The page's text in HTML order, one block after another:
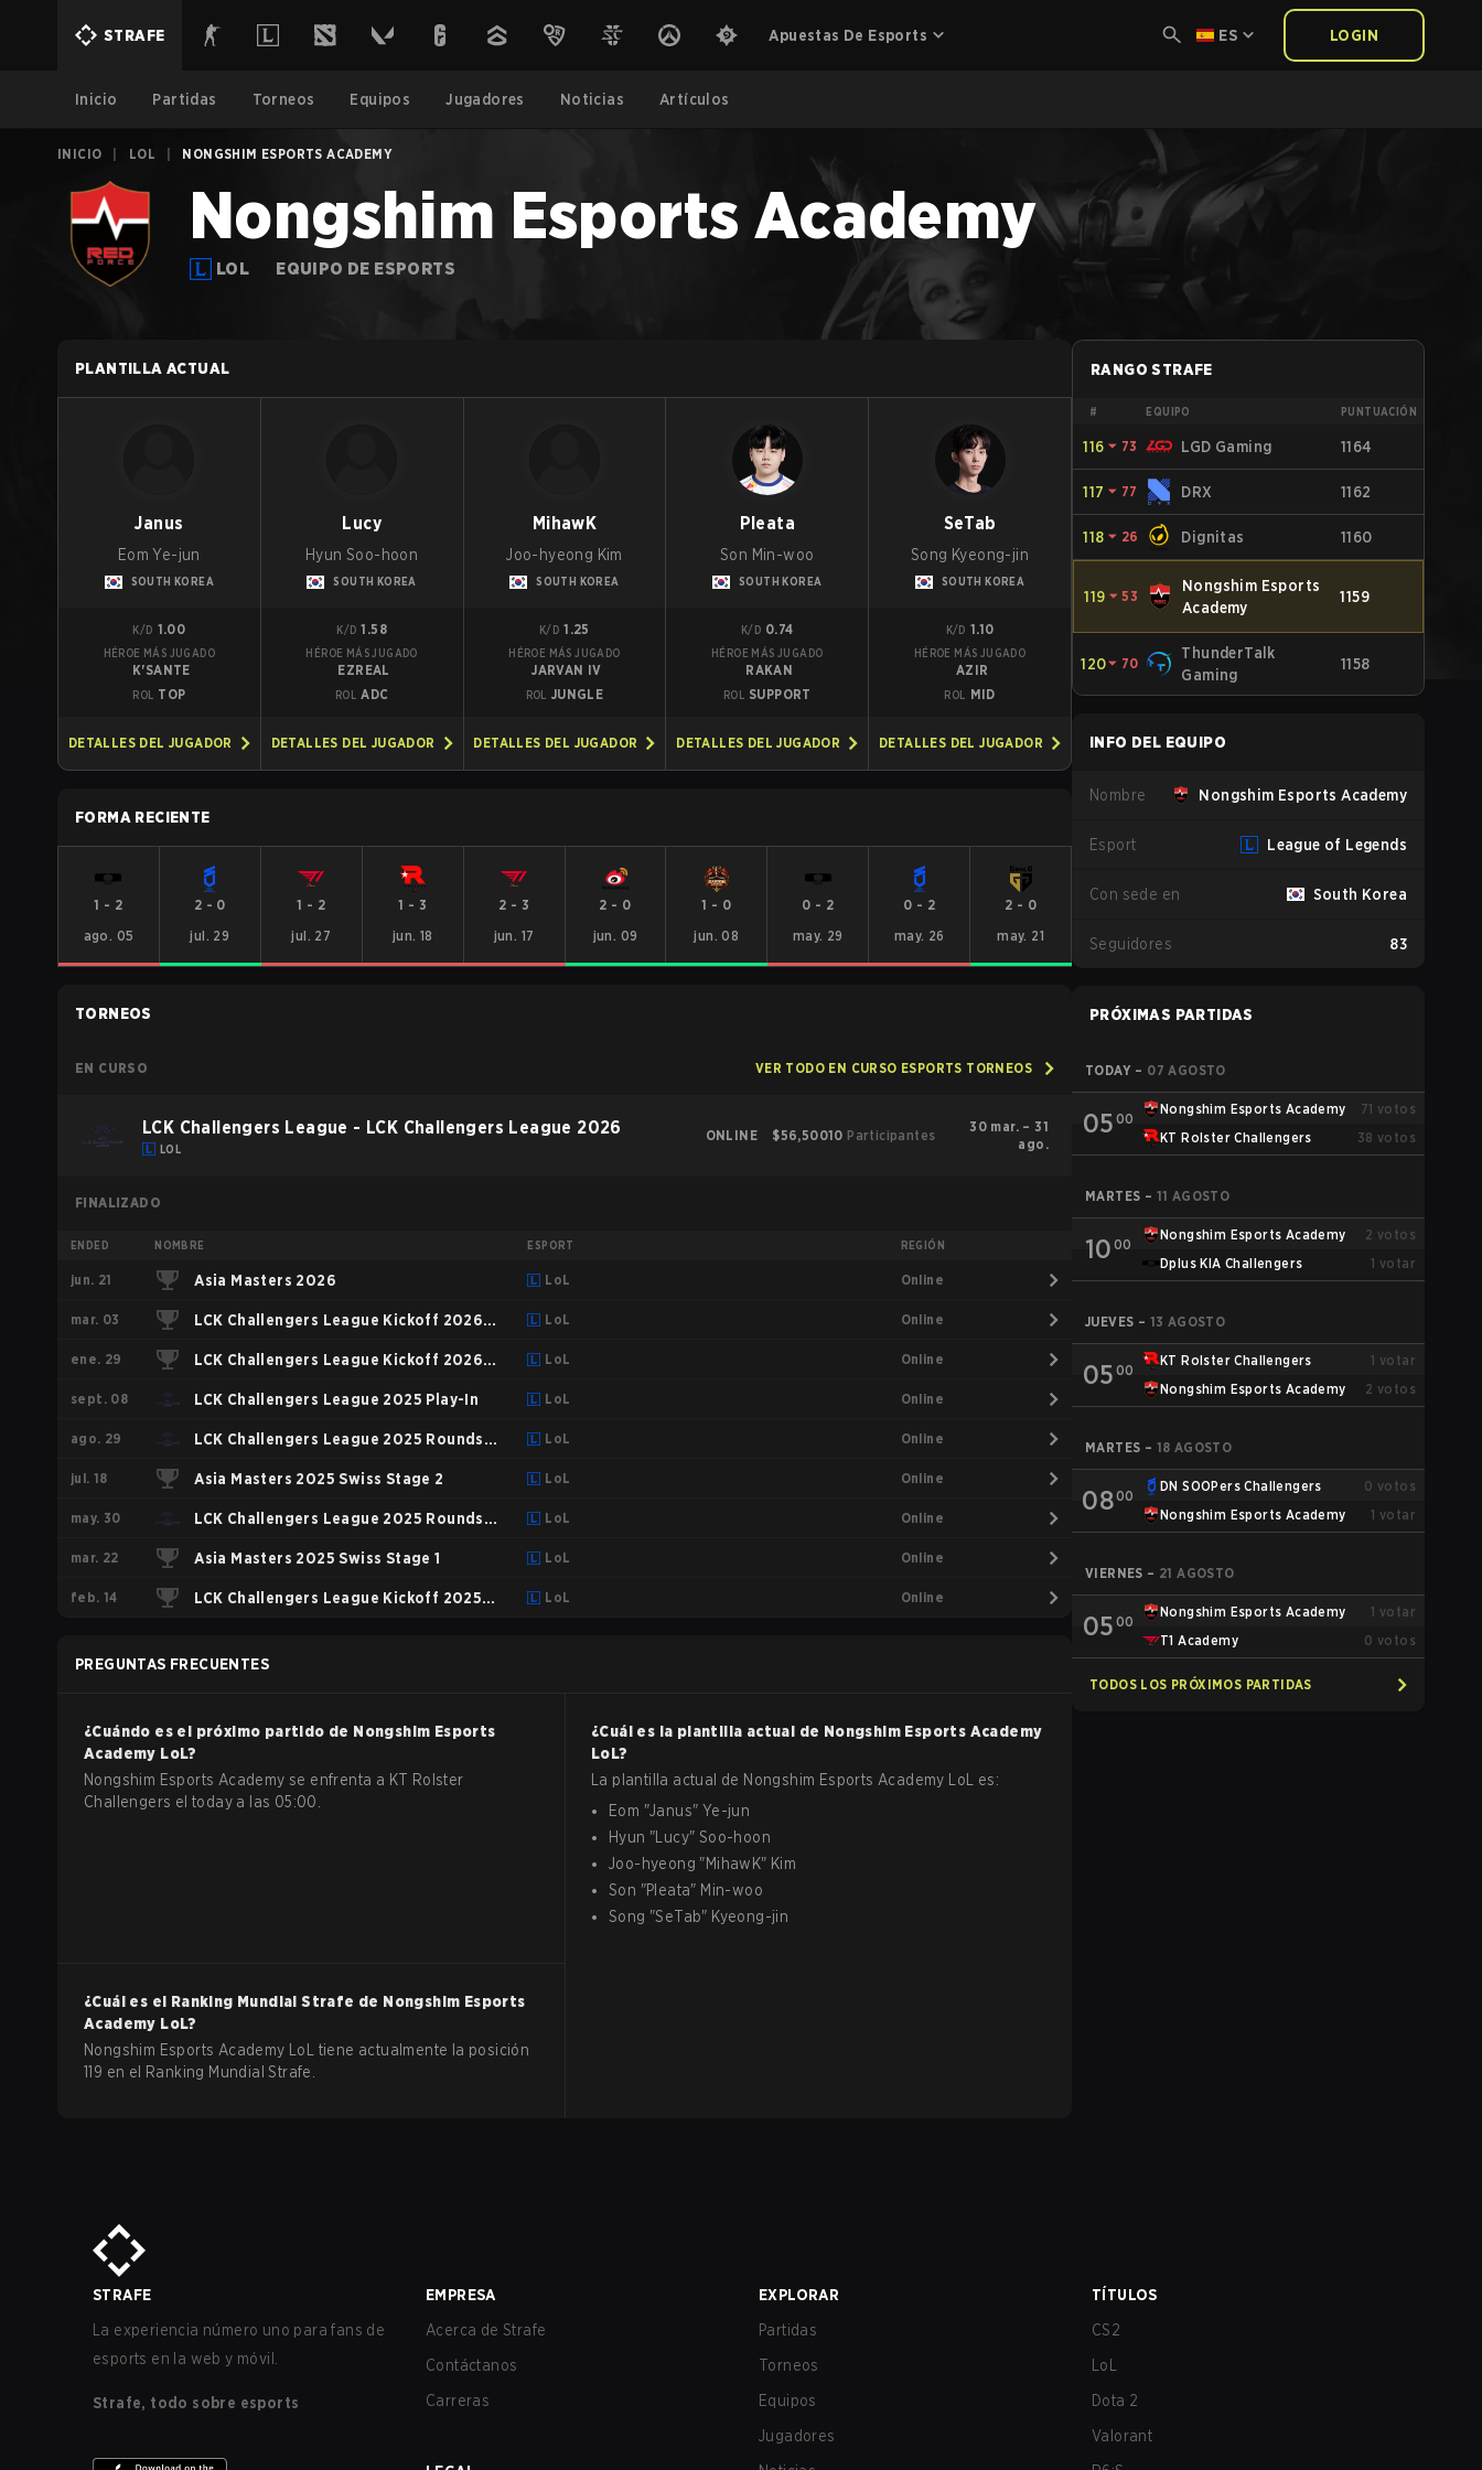
STRAFE Apuestas De Esports ES LOGIN
Inicio Partidas Torneos Equipos Jugadores Noticias Artículos
INICIO LOL NONGSHIM ESPORTS ACADEMY
Nongshim Esports Academy
LOL EQUIPO DE ESPORTS
PLANTILLA ACTUAL
Janus
Eom Ye-jun
SOUTH KOREA
K/D 1.00
HÉROE MÁS JUGADO
K'SANTE
ROL TOP
DETALLES DEL JUGADOR
Lucy
Hyun Soo-hoon
SOUTH KOREA
K/D 1.58
HÉROE MÁS JUGADO
EZREAL
ROL ADC
DETALLES DEL JUGADOR
MihawK
Joo-hyeong Kim
SOUTH KOREA
K/D 1.25
HÉROE MÁS JUGADO
JARVAN IV
ROL JUNGLE
DETALLES DEL JUGADOR
Pleata
Son Min-woo
SOUTH KOREA
K/D 0.74
HÉROE MÁS JUGADO
RAKAN
ROL SUPPORT
DETALLES DEL JUGADOR
SeTab
Song Kyeong-jin
SOUTH KOREA
K/D 1.10
HÉROE MÁS JUGADO
AZIR
ROL MID
DETALLES DEL JUGADOR
FORMA RECIENTE
1 - 2
ago. 05
2 - 0
jul. 29
1 - 2
jul. 27
1 - 3
jun. 18
2 - 3
jun. 17
2 - 0
jun. 09
1 - 0
jun. 08
0 - 2
may. 29
0 - 2
may. 26
2 - 0
may. 21
TORNEOS
EN CURSO VER TODO EN CURSO ESPORTS TORNEOS
LCK Challengers League - LCK Challengers League 2026
LOL
ONLINE $56,50010 Participantes
30 mar. – 31
ago.
FINALIZADO
ENDED NOMBRE ESPORT REGIÓN
jun. 21 Asia Masters 2026 LoL Online
mar. 03 LCK Challengers League Kickoff 2026
Playoffs
LoL Online
ene. 29 LCK Challengers League Kickoff 2026
Group Stage
LoL Online
sept. 08 LCK Challengers League 2025 Play-In LoL Online
ago. 29 LCK Challengers League 2025 Rounds
3-5 - Trial Group
LoL Online
jul. 18 Asia Masters 2025 Swiss Stage 2 LoL Online
may. 30 LCK Challengers League 2025 Rounds 1-
2
LoL Online
mar. 22 Asia Masters 2025 Swiss Stage 1 LoL Online
feb. 14 LCK Challengers League Kickoff 2025 LoL Online
PREGUNTAS FRECUENTES
¿Cuándo es el próximo partido de Nongshim Esports
Academy LoL?
Nongshim Esports Academy se enfrenta a KT Rolster
Challengers el today a las 05:00.
¿Cuál es la plantilla actual de Nongshim Esports Academy
LoL?
La plantilla actual de Nongshim Esports Academy LoL
es:
Eom "Janus" Ye-jun
Hyun " Lucy" Soo-hoon
Joo-hyeong "MihawK" Kim
Son "Pleata" Min-woo
Song "SeTab" Kyeong-jin
¿Cuál es el Ranking Mundial Strafe de Nongshim Esports
Academy LoL?
Nongshim Esports Academy LoL tiene actualmente la posición
119 en el Ranking Mundial Strafe.
RANGO STRAFE
# EQUIPO PUNTUACIÓN
116 ⏷ 73 LGD Gaming 1164
117 ⏷ 77 DRX 1162
118 ⏷ 26 Dignitas 1160
119 ⏷ 53
Nongshim Esports
Academy
1159
120⏷ 70
ThunderTalk
Gaming
1158
INFO DEL EQUIPO
Nombre Nongshim Esports Academy
Esport League of Legends
Con sede en South Korea
Seguidores 83
PRÓXIMAS PARTIDAS
TODAY – 07 AGOSTO
05 00
Nongshim Esports Academy 71 votos
KT Rolster Challengers
38 votos
MARTES – 11 AGOSTO
10 00
Nongshim Esports Academy 2 votos
Dplus KIA Challengers
1 votar
JUEVES – 13 AGOSTO
05 00
KT Rolster Challengers 1 votar
Nongshim Esports Academy
2 votos
MARTES – 18 AGOSTO
0800
DN SOOPers Challengers 0 votos
Nongshim Esports Academy
1 votar
VIERNES – 21 AGOSTO
05 00
Nongshim Esports Academy 1 votar
T1 Academy
0 votos
TODOS LOS PRÓXIMOS PARTIDAS
STRAFE
La experiencia número uno para fans de
esports en la web y móvil.
Strafe, todo sobre esports
EMPRESA
Acerca de Strafe
Contáctanos
Carreras
EXPLORAR
Partidas
Torneos
Equipos
Jugadores
TÍTULOS
CS2
LoL
Dota 2
Valorant